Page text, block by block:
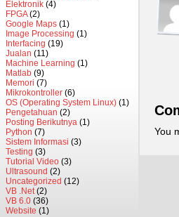
Elektronik (4)
FPGA(2)
Google Maps (1)
Image Processing (1)
Interfacing (19)
Jualan (11)
Machine Learning (1)
Matlab (9)
Memori (7)
Mikrokontroller (6)
OS (Operating System Linux) (1)
Pengetahuan (2)
Posting Berikutnya (1)
Python (7)
Sistem Informasi (3)
Testing (3)
Tutorial Video (3)
Ultrasound (2)
Uncategorized (12)
VB .Net(2)
VB 6.0 (36)
Website (1)
You